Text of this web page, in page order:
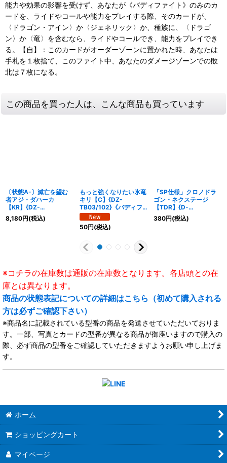
能力や効果の影響を受けず、あなたが《バディファイト》のみのカ
ードを、ライドやコールや能力をプレイする際、そのカードが、
〈ドラゴン・アイン〉か〈ジェネリック〉か、種族に、〈ドラゴ
ン〉か〈竜〉を含むなら、ライドやコールでき、能力をプレイでき
る。【自】：このカードがオーダーゾーンに置かれた時、あなたは
手札を１枚捨て、このファイト中、あなたのダメージゾーンでの敗
北は７枚になる。
この商品を買った人は、こんな商品も買っています
〔状態A-〕滅亡を望む
者アジ・ダハーカ
【KR】{DZ-
TB01/KR16}《バディフ
ァイト》
8,180円(税込)
もっと強くなりたい氷竜
キリ【C】{DZ-
TB03/102}《バディフ
ァイト》
50円(税込)
「SP仕様」クロノドラ
ゴン・ネクステージ
【TDR】{D-
SS03/017R}《ダークス
テイツ》
380円(税込)
※コチラの在庫数は通販の在庫数となります。各店頭との在
庫とは異なります。
商品の状態表記についての詳細はこちら（初めて購入される
方は必ずご確認下さい）
※商品名に記載されている型番の商品を発送させていただいておりま
す。一部、写真とカードの型番が異なる商品が御座いますので購入の
際、必ず商品の型番をご確認していただきますようお願い申し上げま
す。
ホーム
ショッピングカート
マイページ